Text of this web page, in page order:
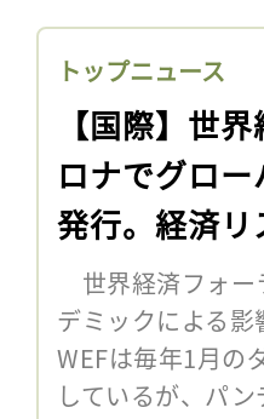
トップニュース
【国際】世
ロナでグロ
発行。経済
世界経済フォー
デミックによる
WEFは毎年1月の
しているが、パ